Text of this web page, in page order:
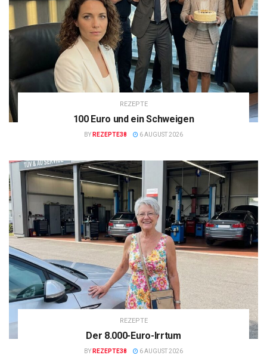
REZEPTE
100 Euro und ein Schweigen
BY REZEPTE38 6 AUGUST 2026
REZEPTE
Der 8.000-Euro-Irrtum
BY REZEPTE38 6 AUGUST 2026